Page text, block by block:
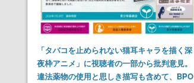
「タバコを止められない猫耳キャラを描く深
夜枠アニメ」に視聴者の一部から批判意見。
違法薬物の使用と思しき描写も含めて、BPO